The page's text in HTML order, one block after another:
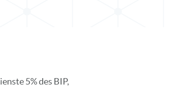
5% des BIP,